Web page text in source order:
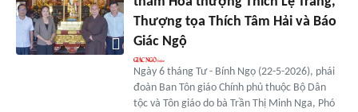
Thượng tọa Thích Tâm Hải và Báo
Giác Ngộ
Ngày 6 tháng Tư - Bính Ngọ (22-5-2026), phái
đoàn Ban Tôn giáo Chính phủ thuộc Bộ Dân
tộc và Tôn giáo do bà Trần Thị Minh Nga, Phó